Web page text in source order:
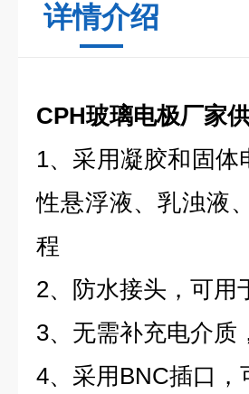
详情介绍
CPH玻璃电极厂家
1、采用凝胶和固
性悬浮液、乳浊液
程
2、防水接头，可用
3、无需补充电介质
4、采用BNC插口